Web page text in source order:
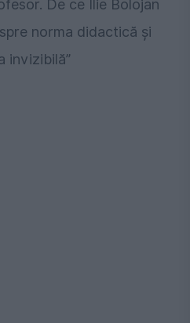
De ce Ilie Bolojan
norma didactică și
invizibilă”